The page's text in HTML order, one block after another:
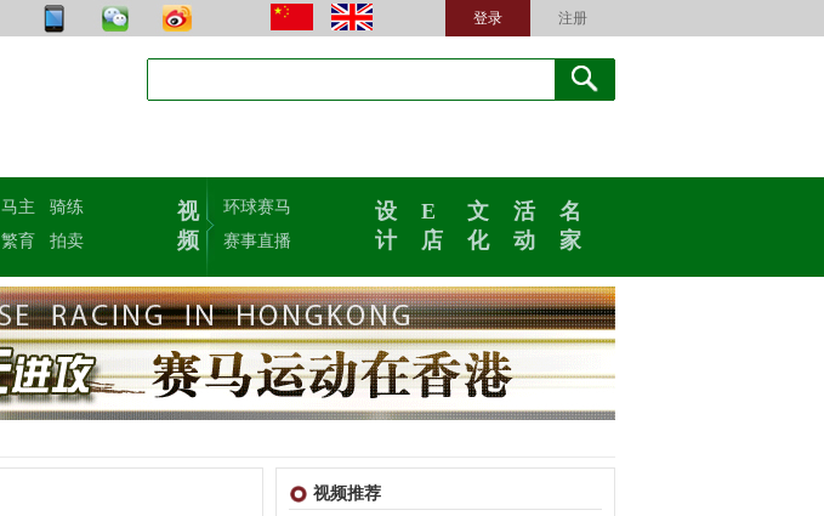
注册
登录
马主
骑练
繁育 拍卖
视
频
环球赛马
赛事直播
设
计
E
店
文
化
活
动
名
家
视频推荐